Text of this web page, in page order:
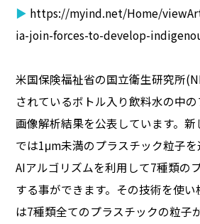
▶ https://myind.net/Home/
ia-join-forces-to-develop-
米国保険福祉省の国立衛生研究所
されているボトル入り飲料水の中
画像解析結果を公表しています。
では1μm未満のプラスチック粒子を
AIアルゴリズムを利用して7種類の
する事ができます。その技術を使
は7種類全てのプラスチックの粒子